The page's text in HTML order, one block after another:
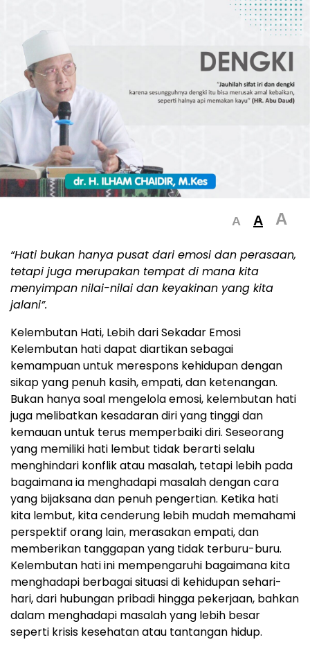
A A A
“Hati bukan hanya pusat dari emosi dan perasaan,
tetapi juga merupakan tempat di mana kita
menyimpan nilai-nilai dan keyakinan yang kita
jalani”.
Kelembutan Hati, Lebih dari Sekadar Emosi
Kelembutan hati dapat diartikan sebagai
kemampuan untuk merespons kehidupan dengan
sikap yang penuh kasih, empati, dan ketenangan.
Bukan hanya soal mengelola emosi, kelembutan hati
juga melibatkan kesadaran diri yang tinggi dan
kemauan untuk terus memperbaiki diri. Seseorang
yang memiliki hati lembut tidak berarti selalu
menghindari konflik atau masalah, tetapi lebih pada
bagaimana ia menghadapi masalah dengan cara
yang bijaksana dan penuh pengertian. Ketika hati
kita lembut, kita cenderung lebih mudah memahami
perspektif orang lain, merasakan empati, dan
memberikan tanggapan yang tidak terburu-buru.
Kelembutan hati ini mempengaruhi bagaimana kita
menghadapi berbagai situasi di kehidupan sehari-
hari, dari hubungan pribadi hingga pekerjaan, bahkan
dalam menghadapi masalah yang lebih besar
seperti krisis kesehatan atau tantangan hidup.